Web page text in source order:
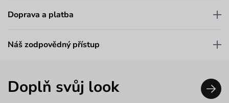
Doprava a platba
Náš zodpovědný přístup
Doplň svůj look